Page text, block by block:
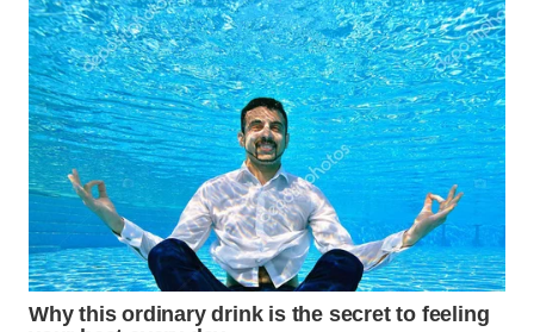
WN
NIAS
WN
LANGKAT
WN
TAPANULI
SELATAN
WN